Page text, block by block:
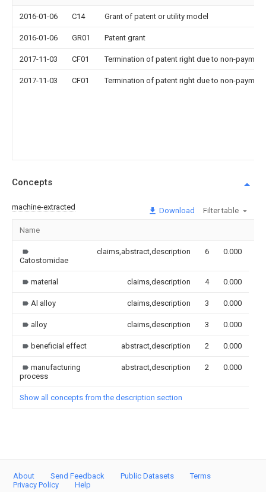
2016-01-06 C14 Grant of patent or utility model
2016-01-06 GR01 Patent grant
2017-11-03 CF01 Termination of patent right due to non-
2017-11-03 CF01 Termination of patent right due to non-
Concepts
machine-extracted Download Filter table
Name
Catostomidae
claims,abstract,description 6 0.000
material claims,description 4 0.000
Al alloy claims,description 3 0.000
alloy claims,description 3 0.000
beneficial effect abstract,description 2 0.000
manufacturing
process
abstract,description 2 0.000
Show all concepts from the description section
About Send Feedback Public Datasets
Terms
Privacy Policy
Help